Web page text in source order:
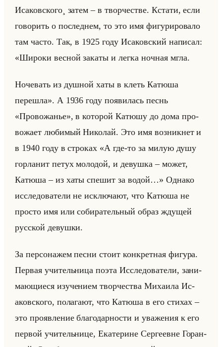
Ис­аков­ско­го¸ затем – в твор­че­стве. Кста­ти, если
го­во­рить о по­след­нем, то это имя фи­гу­ри­ро­ва­ло
там часто. Так, в 1925 году Ис­аков­ский на­пи­сал:
«Широки весной закаты и легка ночная мгла.
Ночевать из душной хаты в клеть Катюша
перешла». А 1936 году по­яви­лась песнь
«Провожанье», в ко­то­рой Ка­тю­шу до дома про­
во­жа­ет лю­би­мый Ни­ко­лай. Это имя воз­ник­нет и
в 1940 году в стро­ках «А где-то за милую душу
горланит петух молодой, и девушка – может,
Катюша – из хаты спешит за водой…» Од­на­ко
ис­сле­до­ва­те­ли не ис­клю­ча­ют, что Ка­тю­ша не
про­сто имя или со­би­ра­тельный образ жду­щей
рус­ской де­вуш­ки.
За пер­со­на­жем песни стоит кон­крет­ная фи­гу­ра.
Пер­вая учи­тельни­ца поэта Ис­сле­до­ва­те­ли, за­ни­
ма­ющи­еся изу­че­ни­ем твор­че­ства Ми­ха­ила Ис­
аков­ско­го, по­ла­га­ют, что Ка­тю­ша в его сти­хах –
это про­яв­ле­ние бла­го­дар­но­сти и ува­же­ния к его
пер­вой учи­тельни­це, Ека­те­рине Сер­ге­евне Го­ран­